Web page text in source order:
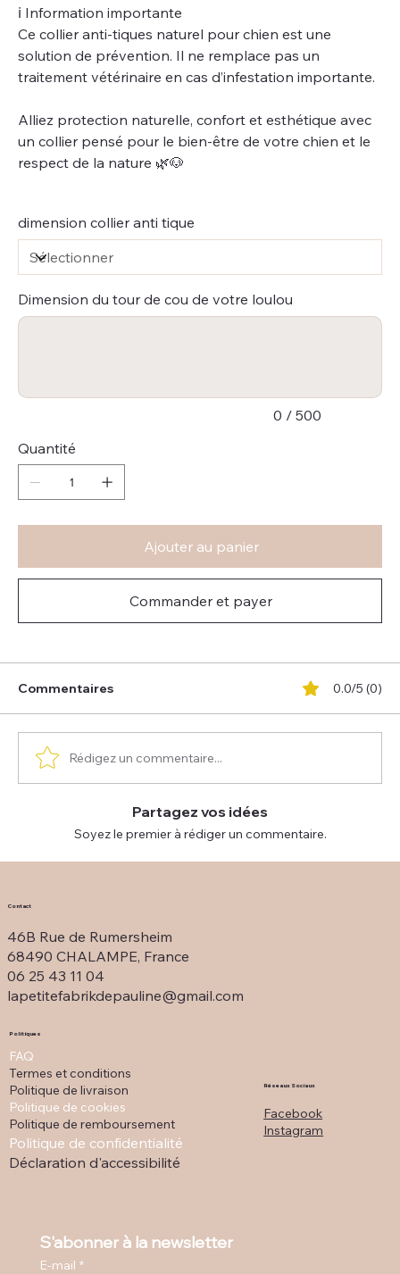
ℹ️ Information importante
Ce collier anti-tiques naturel pour chien est une
solution de prévention. Il ne remplace pas un
traitement vétérinaire en cas d’infestation importante.
Alliez protection naturelle, confort et esthétique avec
un collier pensé pour le bien-être de votre chien et le
respect de la nature 🌿🐶
dimension collier anti tique
Dimension du tour de cou de votre loulou
500
0 / 500
Quantité
Ajouter au panier
Commander et payer
Commentaires 0.0/5 (0)
Rédigez un commentaire...
Partagez vos idées
Soyez le premier à rédiger un commentaire.
Contact
46B Rue de Rumersheim
68490 CHALAMPE, France
06 25 43 11 04
lapetitefabrikdepauline@gmail.com
Politiques
FAQ
Termes et conditions
Politique de livraison
Politique de cookies
Politique de remboursement
Politique de confidentialité
Déclaration d'accessibilité
Réseaux Sociaux
Facebook
Instagram
S'abonner à la newsletter
E-mail *